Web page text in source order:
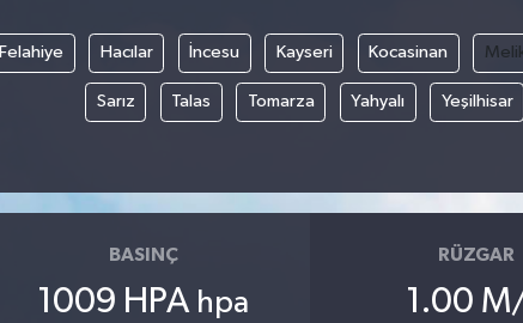
Felahiye Hacılar İncesu Kayseri Kocasinan
Sarız Talas Tomarza Yahyalı Yeşilhisar
BASINÇ
1009 HPA hpa
RÜZGAR
1.00